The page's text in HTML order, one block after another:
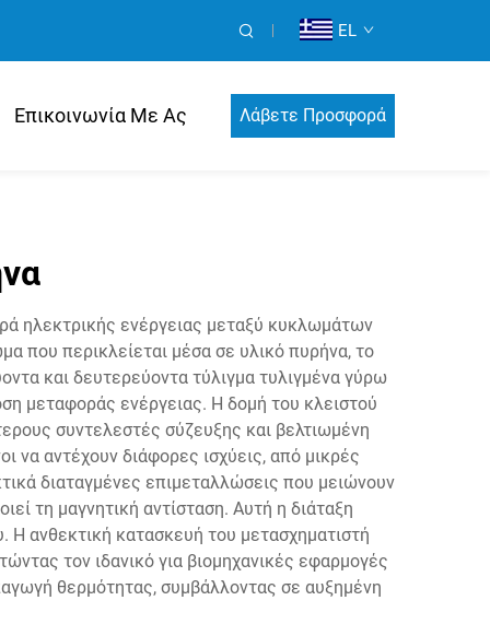
EL
Επικοινωνία Με Ας Λάβετε Προσφορά
ηλεκτρικής ενέργειας μεταξύ κυκλωμάτων
που περικλείεται μέσα σε υλικό πυρήνα, το
και δευτερεύοντα τύλιγμα τυλιγμένα γύρω
μεταφοράς ενέργειας. Η δομή του κλειστού
συντελεστές σύζευξης και βελτιωμένη
να αντέχουν διάφορες ισχύεις, από μικρές
διαταγμένες επιμεταλλώσεις που μειώνουν
τη μαγνητική αντίσταση. Αυτή η διάταξη
Η ανθεκτική κατασκευή του μετασχηματιστή
τον ιδανικό για βιομηχανικές εφαρμογές
θερμότητας, συμβάλλοντας σε αυξημένη